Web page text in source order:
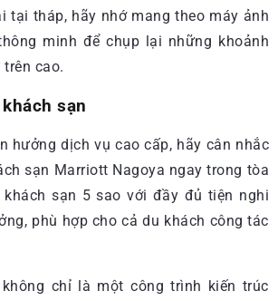
tại tháp, hãy nhớ mang theo máy ảnh
minh để chụp lại những khoảnh
cao.
sạn
hưởng dịch vụ cao cấp, hãy cân nhắc
sạn Marriott Nagoya ngay trong tòa
sạn 5 sao với đầy đủ tiện nghi
phù hợp cho cả du khách công tác
chỉ là một công trình kiến trúc